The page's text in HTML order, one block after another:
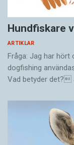
Hundfiskare
ARTIKLAR
Fråga: Jag har hört
dogfishing
Vad betyder det?